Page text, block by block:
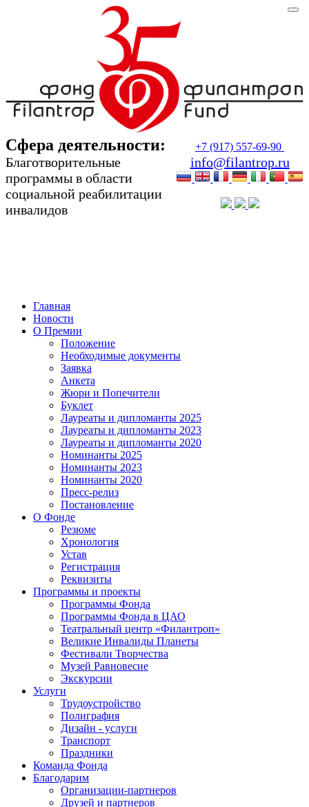
+7 (917) 557-69-90
info@filantrop.ru
Сфера деятельности:
Благотворительные
программы в области
социальной реабилитации
инвалидов
Главная
Новости
О Премии
Положение
Необходимые документы
Заявка
Анкета
Жюри и Попечители
Буклет
Лауреаты и дипломанты 2025
Лауреаты и дипломанты 2023
Лауреаты и дипломанты 2020
Номинанты 2025
Номинанты 2023
Номинанты 2020
Пресс-релиз
Постановление
О Фонде
Резюме
Хронология
Устав
Регистрация
Реквизиты
Программы и проекты
Программы Фонда
Программы Фонда в ЦАО
Театральный центр «Филантроп»
Великие Инвалиды Планеты
Фестивали Творчества
Музей Равновесие
Экскурсии
Услуги
Трудоустройство
Полиграфия
Дизайн - услуги
Транспорт
Праздники
Команда Фонда
Благодарим
Организации-партнеров
Друзей и партнеров